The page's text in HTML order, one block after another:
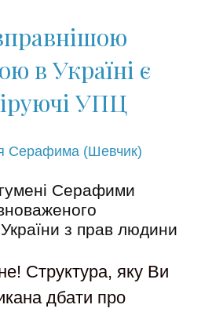
в Україні є
УПЦ
Серафима (Шевчик)
Серафими
з прав людини
Структура, яку Ви
дбати про